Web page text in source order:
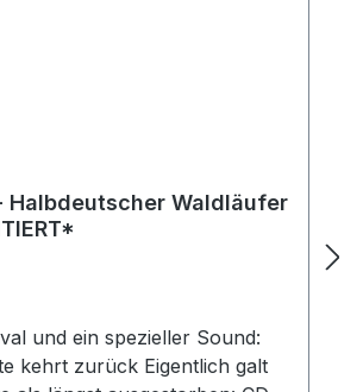
Halbdeutscher Waldläufer
und ein spezieller Sound:
kehrt zurück Eigentlich galt